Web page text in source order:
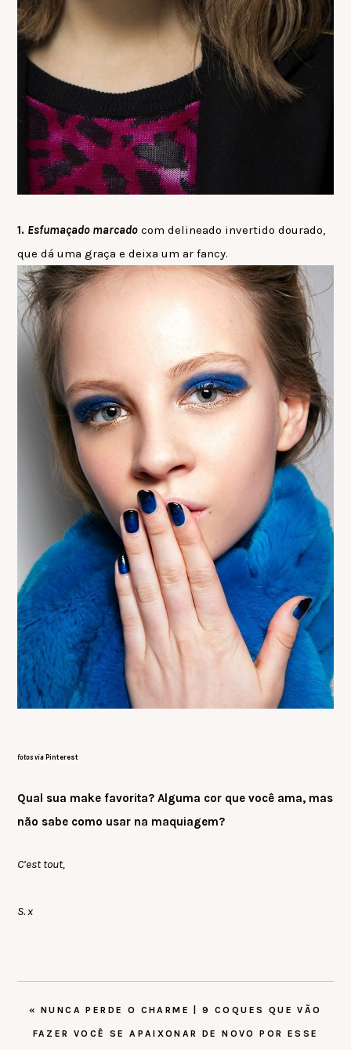
1. Esfumaçado marcado com delineado invertido dourado,
que dá uma graça e deixa um ar fancy.
fotos via Pinterest
Qual sua make favorita? Alguma cor que você ama, mas
não sabe como usar na maquiagem?
C’est tout,
S. x
POST
« NUNCA PERDE O CHARME | 9 COQUES QUE VÃO
FAZER VOCÊ SE APAIXONAR DE NOVO POR ESSE